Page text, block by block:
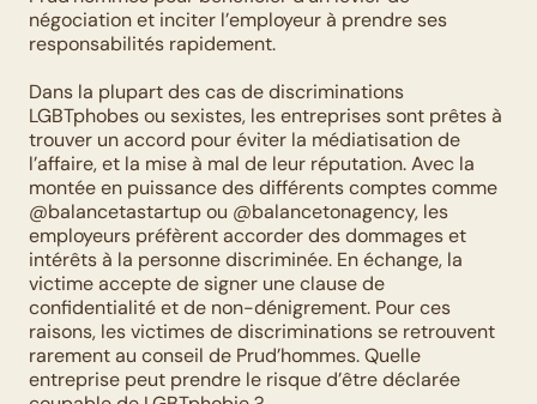
négociation et inciter l’employeur à prendre ses
responsabilités rapidement.
Dans la plupart des cas de discriminations
LGBTphobes ou sexistes, les entreprises sont prêtes à
trouver un accord pour éviter la médiatisation de
l’affaire, et la mise à mal de leur réputation. Avec la
montée en puissance des différents comptes comme
@balancetastartup ou @balancetonagency, les
employeurs préfèrent accorder des dommages et
intérêts à la personne discriminée. En échange, la
victime accepte de signer une clause de
confidentialité et de non-dénigrement. Pour ces
raisons, les victimes de discriminations se retrouvent
rarement au conseil de Prud’hommes. Quelle
entreprise peut prendre le risque d’être déclarée